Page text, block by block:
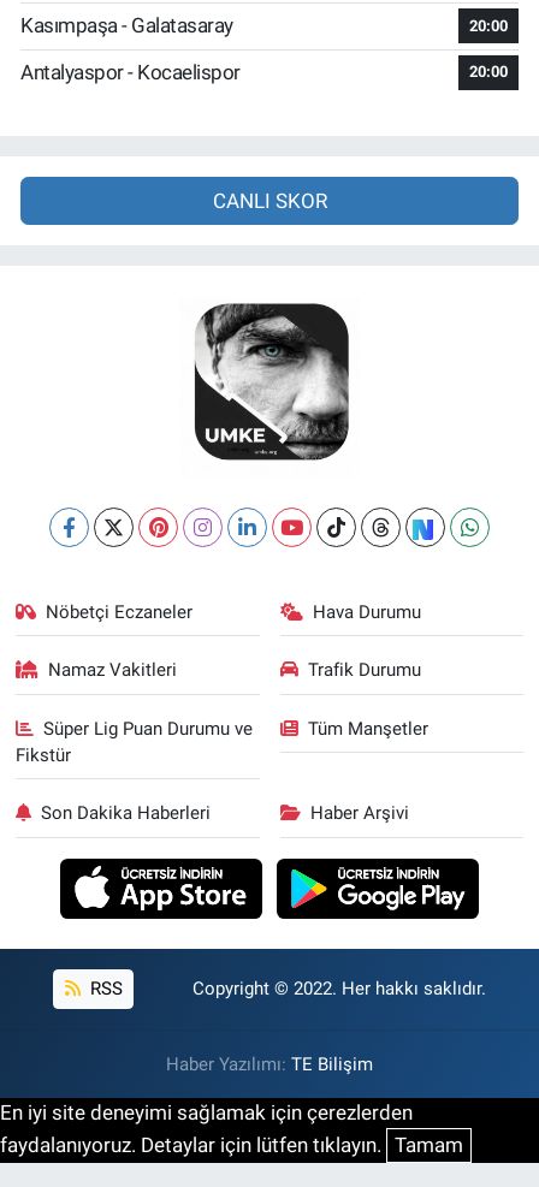
Kasımpaşa - Galatasaray 20:00
Antalyaspor - Kocaelispor 20:00
CANLI SKOR
Nöbetçi Eczaneler Hava Durumu
Namaz Vakitleri Trafik Durumu
Süper Lig Puan Durumu ve
Fikstür
Tüm Manşetler
Son Dakika Haberleri Haber Arşivi
RSS Copyright © 2022. Her hakkı saklıdır.
Haber Yazılımı: TE Bilişim
En iyi site deneyimi sağlamak için çerezlerden
faydalanıyoruz. Detaylar için lütfen tıklayın. Tamam